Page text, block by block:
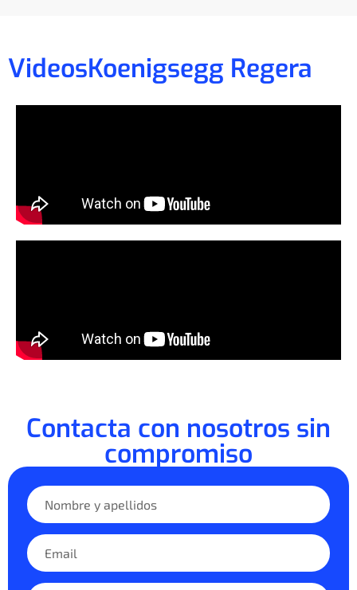
VideosKoenigsegg Regera
Contacta con nosotros sin
compromiso